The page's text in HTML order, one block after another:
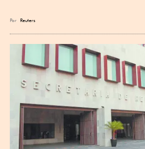
Por Reuters